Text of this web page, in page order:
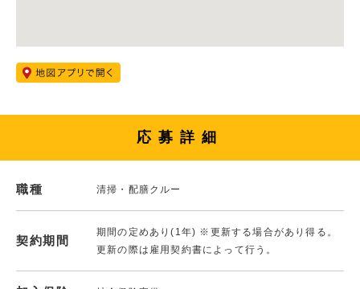
応募詳細
職種 清掃・配膳クルー
契約期間
期間の定めあり(1年) ※更新する場合があり得る。
更新の際は雇用契約書によって行う。